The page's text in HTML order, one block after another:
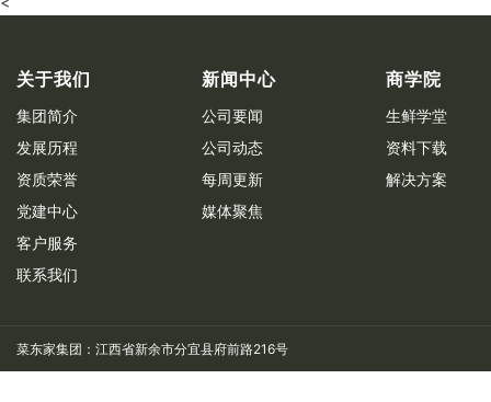
关于我们
集团简介
发展历程
资质荣誉
党建中心
客户服务
联系我们
新闻中心
公司要闻
公司动态
每周更新
媒体聚焦
商学院
生鲜学堂
资料下载
解决方案
菜东家集团：江西省新余市分宜县府前路216号